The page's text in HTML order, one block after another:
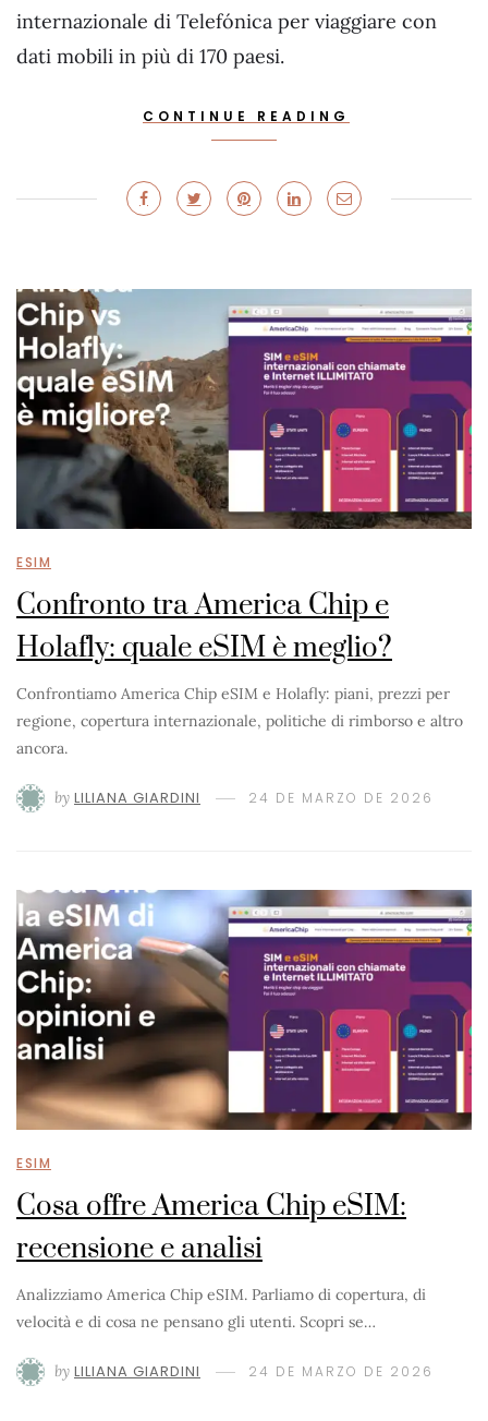
internazionale di Telefónica per viaggiare con
dati mobili in più di 170 paesi.
CONTINUE READING
ESIM
Confronto tra America Chip e
Holafly: quale eSIM è meglio?
Confrontiamo America Chip eSIM e Holafly: piani, prezzi per
regione, copertura internazionale, politiche di rimborso e altro
ancora.
by LILIANA GIARDINI 24 DE MARZO DE 2026
ESIM
Cosa offre America Chip eSIM:
recensione e analisi
Analizziamo America Chip eSIM. Parliamo di copertura, di
velocità e di cosa ne pensano gli utenti. Scopri se…
by LILIANA GIARDINI 24 DE MARZO DE 2026